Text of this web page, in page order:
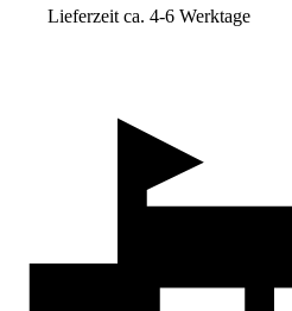
Lieferzeit ca. 4-6 Werktage